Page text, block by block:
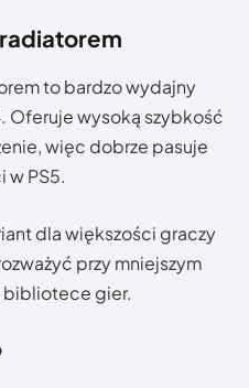
radiatorem
to bardzo wydajny
Oferuje wysoką szybkość
więc dobrze pasuje
PS5.
dla większości graczy
przy mniejszym
bibliotece gier.